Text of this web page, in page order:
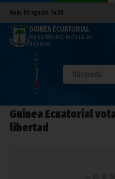
dom. 09 agosto, 14:20
GUINEA ECUATORIAL
Página Web Institucional del
Gobierno
Guinea Ecuatorial
libertad